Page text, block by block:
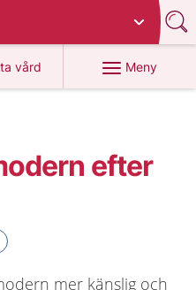
vård
1177.se
Meny
efter
mer känslig och